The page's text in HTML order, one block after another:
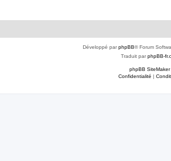
Développé parphpBB® Forum
Traduit parphpBB-
phpBB SiteMaker
Confidentialité |